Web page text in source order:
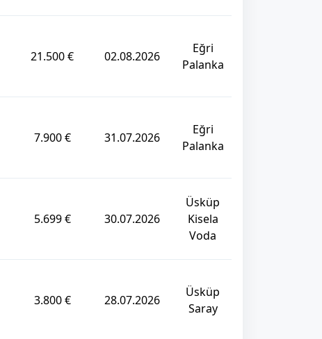
21.500 € 02.08.2026
Eğri
Palanka
7.900 € 31.07.2026
Eğri
Palanka
5.699 € 30.07.2026
Üsküp
Kisela
Voda
3.800 € 28.07.2026
Üsküp
Saray